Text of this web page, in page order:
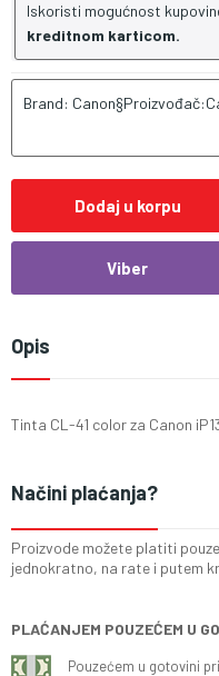
Iskoristi mogućnost
kreditnom karticom.
Brand:
Dodaj u korpu
Viber
Opis
Tinta CL-41 color za Canon
Načini plaćanja?
Proizvode možete platiti
jednokratno, na rate i putem
PLAĆANJEM POUZEĆEM U
Pouzećem u gotovini